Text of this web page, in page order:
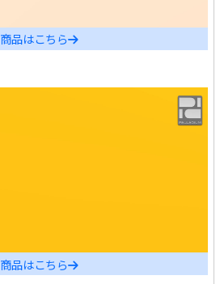
商品はこちら
商品はこちら